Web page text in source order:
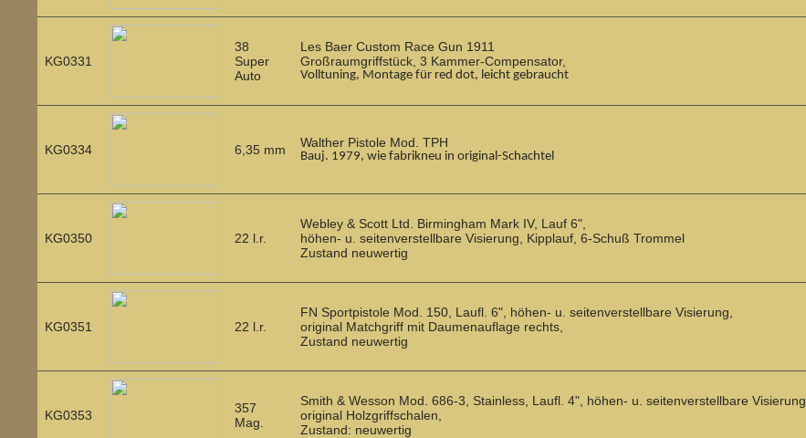
KG0331
38
Super
Auto
Les Baer Custom Race Gun 1911
Großraumgriffstück, 3 Kammer-Compensator,
Volltuning, Montage für red dot, leicht gebraucht
KG0334 6,35 mm Walther Pistole Mod. TPH
Bauj. 1979, wie fabrikneu in original-Schachtel
KG0350 22 l.r.
Webley & Scott Ltd. Birmingham Mark IV, Lauf 6",
höhen- u. seitenverstellbare Visierung, Kipplauf, 6-Schuß Trommel
Zustand neuwertig
KG0351 22 l.r.
FN Sportpistole Mod. 150, Laufl. 6", höhen- u. seitenverstellbare Visierung,
original Matchgriff mit Daumenauflage rechts,
Zustand neuwertig
KG0353
357
Mag.
Smith & Wesson Mod. 686-3, Stainless, Laufl. 4", höhen- u. seitenverstellbare Visierung,
original Holzgriffschalen,
Zustand: neuwertig